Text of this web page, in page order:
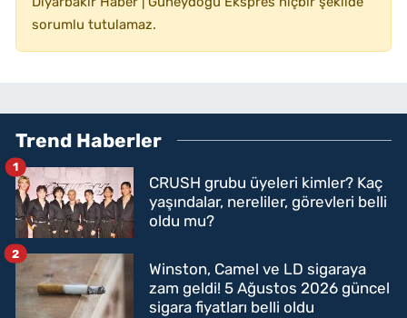
sorumlu tutulamaz.
Trend Haberler
CRUSH grubu üyeleri kimler? Kaç
yaşındalar, nereliler, görevleri belli
oldu mu?
1
Winston, Camel ve LD sigaraya
zam geldi! 5 Ağustos 2026 güncel
sigara fiyatları belli oldu
2